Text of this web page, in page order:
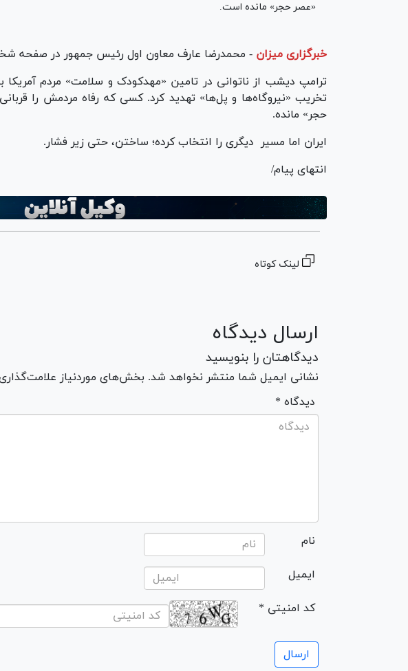
«عصر حجر» مانده‌ است.
خبرگزاری میزان - محمدرضا عارف معاون اول رئیس جمهور در صفحه
ترامپ دیشب از ناتوانی در تامین «مهدکودک و سلامت» مردم آمریکا
تخریب «نیروگاه‌ها و پل‌ها» تهدید کرد. کسی که رفاه مردمش را
حجر» مانده‌.
ایران اما مسیر دیگری را انتخاب کرده؛ ساختن، حتی زیر فشار.
انتهای پیام/
لینک کوتاه
ارسال دیدگاه
دیدگاهتان را بنویسید
نشانی ایمیل شما منتشر نخواهد شد. بخش‌های موردنیاز
* دیدگاه
نام
ایمیل
* کد امنیتی